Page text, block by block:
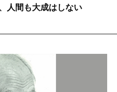
人間も大成はしない